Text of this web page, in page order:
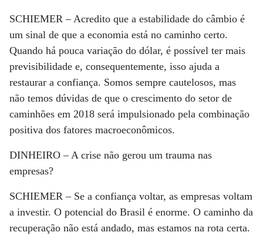
SCHIEMER –Acredito que a estabilidade do câmbio é
um sinal de que a economia está no caminho certo.
Quando há pouca variação do dólar, é possível ter mais
previsibilidade e, consequentemente, isso ajuda a
restaurar a confiança. Somos sempre cautelosos, mas
não temos dúvidas de que o crescimento do setor de
caminhões em 2018 será impulsionado pela combinação
positiva dos fatores macroeconômicos.
DINHEIRO –A crise não gerou um trauma nas
empresas?
SCHIEMER –Se a confiança voltar, as empresas voltam
a investir. O potencial do Brasil é enorme. O caminho da
recuperação não está andado, mas estamos na rota certa.